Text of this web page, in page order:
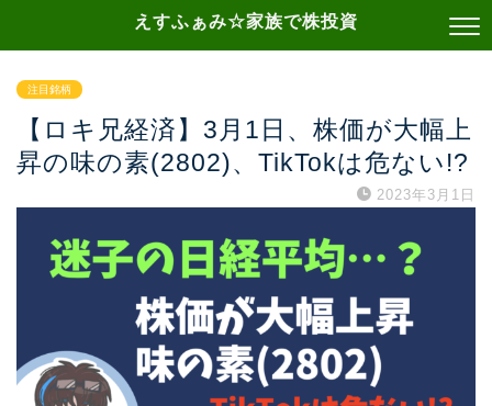
えすふぁみ☆家族で株投資
注目銘柄
【ロキ兄経済】3月1日、株価が大幅上
昇の味の素(2802)、TikTokは危ない!?
2023年3月1日